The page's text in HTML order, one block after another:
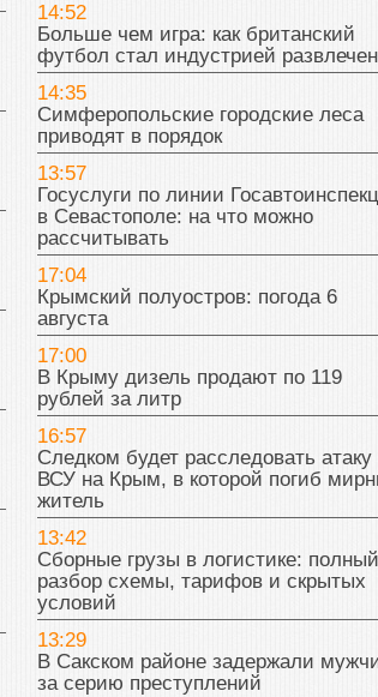
14:52
Больше чем игра: как британский
футбол стал индустрией
14:35
Симферопольские городские леса
приводят в порядок
13:57
Госуслуги по линии
в Севастополе: на что можно
рассчитывать
17:04
Крымский полуостров: погода 6
августа
17:00
В Крыму дизель продают по 119
рублей за литр
16:57
Следком будет расследовать атаку
ВСУ на Крым, в которой погиб
житель
13:42
Сборные грузы в логистике: полный
разбор схемы, тарифов и скрытых
условий
13:29
В Сакском районе задержали
за серию преступлений